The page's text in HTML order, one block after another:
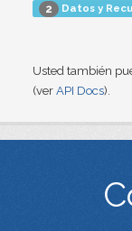
2 Datos y
Usted también
(ver API Docs).